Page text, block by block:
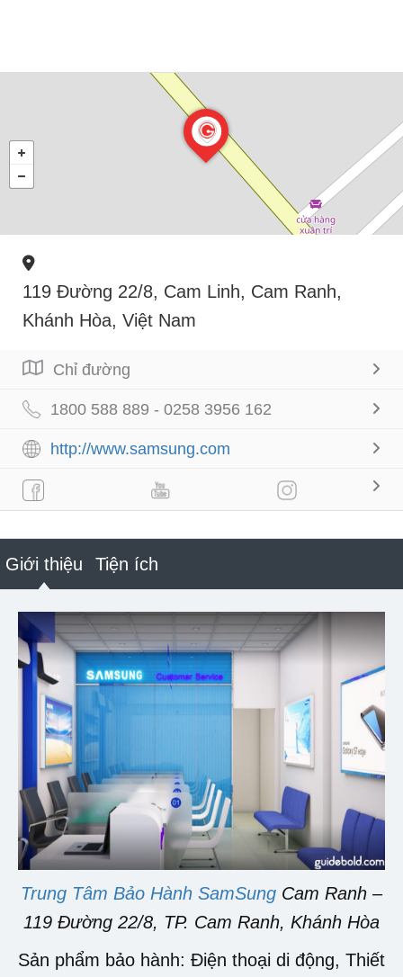
119 Đường 22/8, Cam Linh, Cam Ranh,
Khánh Hòa, Việt Nam
Chỉ đường
1800 588 889 - 0258 3956 162
http://www.samsung.com
Giới thiệu Tiện ích
Trung Tâm Bảo Hành SamSung Cam Ranh –
119 Đường 22/8, TP. Cam Ranh, Khánh Hòa
Sản phẩm bảo hành: Điện thoại di động, Thiết